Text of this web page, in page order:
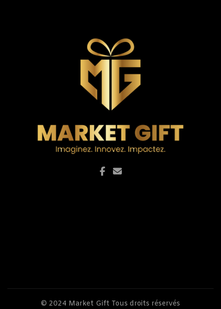
© 2024 Market Gift Tous droits réservés